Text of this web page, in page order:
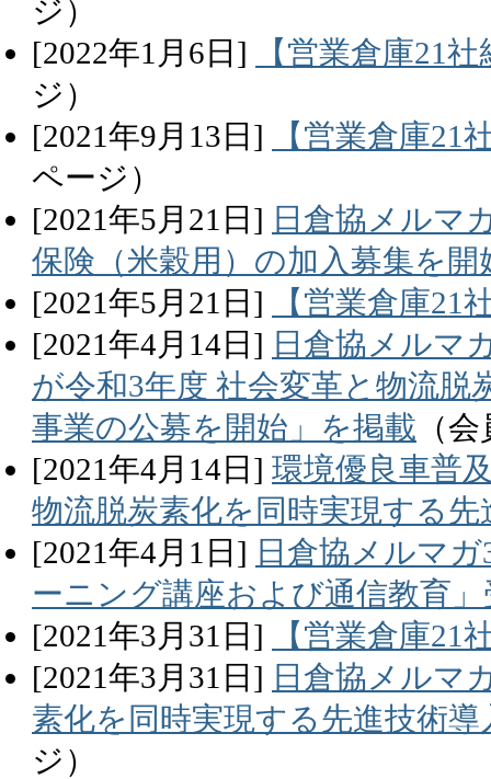
ジ）
[2022年1 月 6 日]
【営業倉庫21
ジ）
[2021年9月 13 日]
【営業倉庫21
ページ）
[2021年5月 21 日] 日倉協メルマ
保険（米穀用）の加入募集を開
[2021年5月 21 日]
【営業倉庫21
[2021年4月 14 日] 日倉協メルマ
が令和3年度 社会変革と物流脱
事業の公募を開始」を掲載 （
[2021年4月 14 日] 環境優良車普
物流脱炭素化を同時実現する
[2021年4月 1 日] 日倉協メルマ
ーニング講座および通信教育
[2021年3月 31 日]
【営業倉庫21
[2021年3月 31 日] 日倉協メルマ
素化を同時実現する先進技術
ジ）